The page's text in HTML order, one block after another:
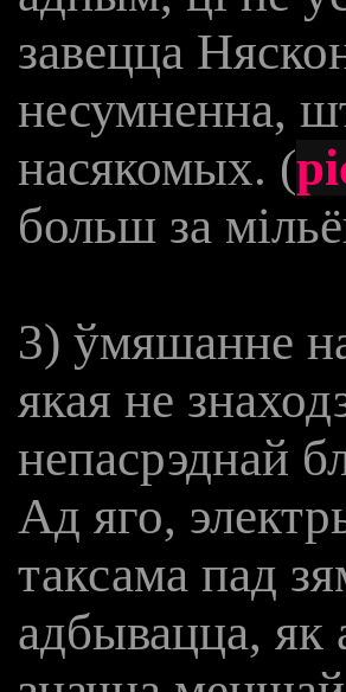
завецца
несумненна,
насякомых. (
больш за
3) ўмяшанне
якая не
непасрэднай
Ад яго,
таксама пад
адбывацца, як